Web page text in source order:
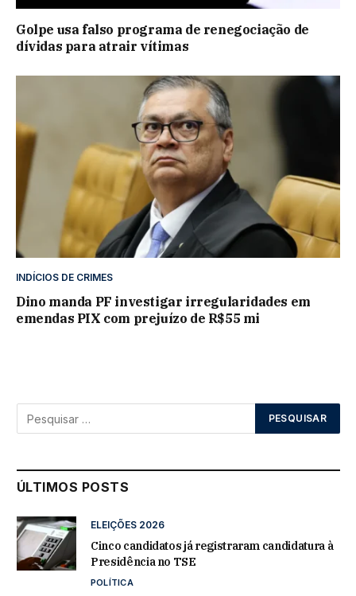
Golpe usa falso programa de renegociação de
dívidas para atrair vítimas
INDÍCIOS DE CRIMES
Dino manda PF investigar irregularidades em
emendas PIX com prejuízo de R$55 mi
ÚLTIMOS POSTS
ELEIÇÕES 2026
Cinco candidatos já registraram candidatura à
Presidência no TSE
POLÍTICA